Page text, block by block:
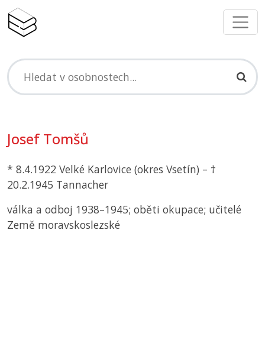
Josef Tomšů
* 8.4.1922 Velké Karlovice (okres Vsetín) – †
20.2.1945 Tannacher
válka a odboj 1938–1945; oběti okupace; učitelé
Země moravskoslezské